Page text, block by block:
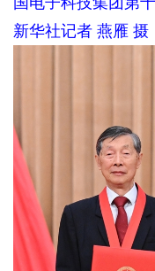
新华社记者 燕雁 摄